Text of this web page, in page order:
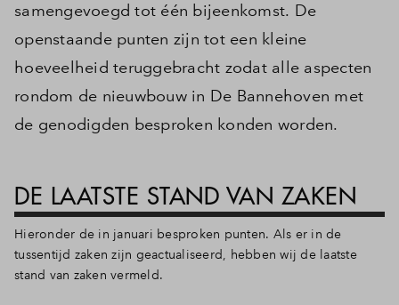
samengevoegd tot één bijeenkomst. De
openstaande punten zijn tot een kleine
hoeveelheid teruggebracht zodat alle aspecten
rondom de nieuwbouw in De Bannehoven met
de genodigden besproken konden worden.
DE LAATSTE STAND VAN ZAKEN
Hieronder de in januari besproken punten. Als er in de
tussentijd zaken zijn geactualiseerd, hebben wij de laatste
stand van zaken vermeld.